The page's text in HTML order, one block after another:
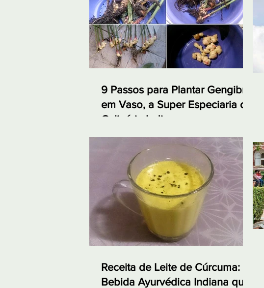
9 Passos para Plantar Gengibre
em Vaso, a Super Especiaria da
Culinária Indiana
Receita de Leite de Cúrcuma:
Bebida Ayurvédica Indiana que